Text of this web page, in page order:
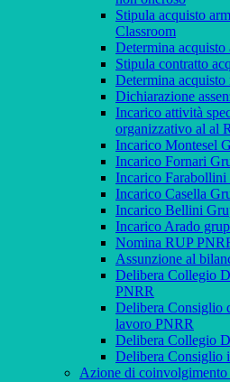
Stipula acquisto
Classroom
Determina acquisto
Stipula contratto
Determina
Dichiarazione
Incarico attività
organizzativo al al
Incarico Montesel
Incarico Fornari
Incarico
Incarico Casella
Incarico Bellini
Incarico Arado
Nomina RUP
Assunzione al
Delibera Collegio
PNRR
Delibera Consiglio
lavoro PNRR
Delibera Collegio
Delibera Consiglio
Azione di